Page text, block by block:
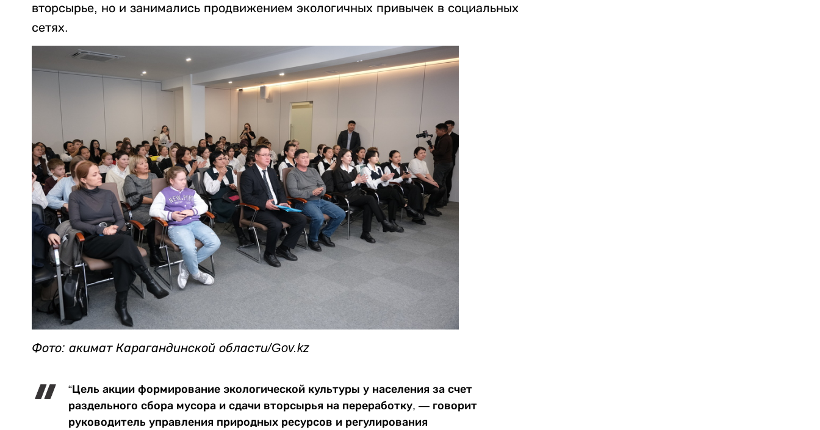
вторсырье, но и занимались продвижением экологичных привычек в социальных
сетях.
Фото: акимат Карагандинской области/Gov.kz
“Цель акции формирование экологической культуры у населения за счет
раздельного сбора мусора и сдачи вторсырья на переработку, — говорит
руководитель управления природных ресурсов и регулирования